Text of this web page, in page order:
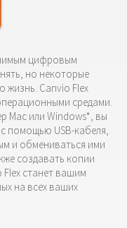
цифровым
но некоторые
жизнь. Canvio Flex
средами.
Mac или Windows*, вы
помощью USB-кабеля,
и обмениваться ими
создавать копии
станет вашим
на всех ваших